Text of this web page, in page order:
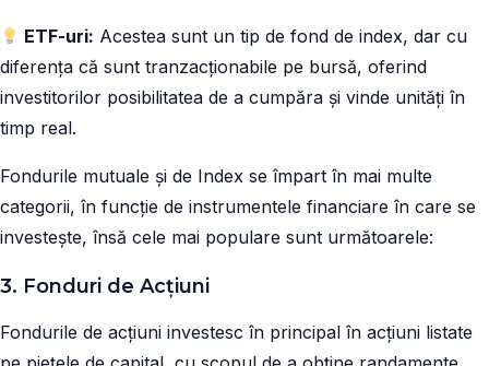
ETF-uri: Acestea sunt un tip de fond de index, dar cu
diferența că sunt tranzacționabile pe bursă, oferind
investitorilor posibilitatea de a cumpăra și vinde unități în
timp real.
Fondurile mutuale și de Index se împart în mai multe
categorii, în funcție de instrumentele financiare în care se
investește, însă cele mai populare sunt următoarele:
3. Fonduri de Acțiuni
Fondurile de acțiuni investesc în principal în acțiuni listate